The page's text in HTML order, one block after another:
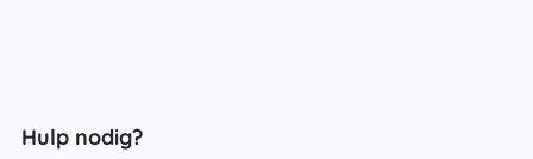
Hulp nodig?